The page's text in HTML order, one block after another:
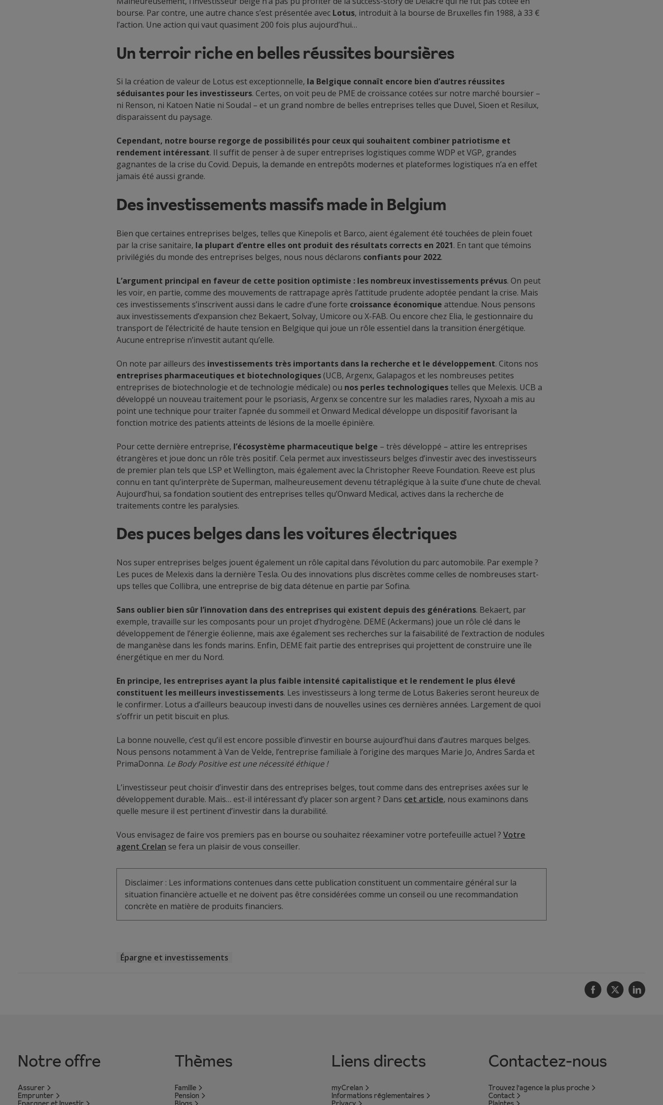
bourse. Par contre, une autre chance s’est présentée avec Lotus, introduit à la bourse de Bruxelles fin 1988, à 33 €
l’action. Une action qui vaut quasiment 200 fois plus aujourd’hui…
Un terroir riche en belles réussites boursières
Si la création de valeur de Lotus est exceptionnelle, la Belgique connaît encore bien d’autres réussites
séduisantes pour les investisseurs. Certes, on voit peu de PME de croissance cotées sur notre marché boursier –
ni Renson, ni Katoen Natie ni Soudal – et un grand nombre de belles entreprises telles que Duvel, Sioen et Resilux,
disparaissent du paysage.
Cependant, notre bourse regorge de possibilités pour ceux qui souhaitent combiner patriotisme et
rendement intéressant. Il suffit de penser à de super entreprises logistiques comme WDP et VGP, grandes
gagnantes de la crise du Covid. Depuis, la demande en entrepôts modernes et plateformes logistiques n’a en effet
jamais été aussi grande.
Des investissements massifs made in Belgium
Bien que certaines entreprises belges, telles que Kinepolis et Barco, aient également été touchées de plein fouet
par la crise sanitaire, la plupart d’entre elles ont produit des résultats corrects en 2021. En tant que témoins
privilégiés du monde des entreprises belges, nous nous déclarons confiants pour 2022.
L’argument principal en faveur de cette position optimiste : les nombreux investissements prévus. On peut
les voir, en partie, comme des mouvements de rattrapage après l’attitude prudente adoptée pendant la crise. Mais
ces investissements s’inscrivent aussi dans le cadre d’une forte croissance économique attendue. Nous pensons
aux investissements d’expansion chez Bekaert, Solvay, Umicore ou X-FAB. Ou encore chez Elia, le gestionnaire du
transport de l’électricité de haute tension en Belgique qui joue un rôle essentiel dans la transition énergétique.
Aucune entreprise n’investit autant qu’elle.
On note par ailleurs des investissements très importants dans la recherche et le développement. Citons nos
entreprises pharmaceutiques et biotechnologiques (UCB, Argenx, Galapagos et les nombreuses petites
entreprises de biotechnologie et de technologie médicale) ou nos perles technologiquestelles que Melexis. UCB a
développé un nouveau traitement pour le psoriasis, Argenx se concentre sur les maladies rares, Nyxoah a mis au
point une technique pour traiter l’apnée du sommeil et Onward Medical développe un dispositif favorisant la
fonction motrice des patients atteints de lésions de la moelle épinière.
Pour cette dernière entreprise, l’écosystème pharmaceutique belge – très développé – attire les entreprises
étrangères et joue donc un rôle très positif. Cela permet aux investisseurs belges d’investir avec des investisseurs
de premier plan tels que LSP et Wellington, mais également avec la Christopher Reeve Foundation. Reeve est plus
connu en tant qu’interprète de Superman, malheureusement devenu tétraplégique à la suite d’une chute de cheval.
Aujourd’hui, sa fondation soutient des entreprises telles qu’Onward Medical, actives dans la recherche de
traitements contre les paralysies.
Des puces belges dans les voitures électriques
Nos super entreprises belges jouent également un rôle capital dans l’évolution du parc automobile. Par exemple ?
Les puces de Melexis dans la dernière Tesla. Ou des innovations plus discrètes comme celles de nombreuses start-
ups telles que Collibra, une entreprise de big data détenue en partie par Sofina.
Sans oublier bien sûr l’innovation dans des entreprises qui existent depuis des générations. Bekaert, par
exemple, travaille sur les composants pour un projet d’hydrogène. DEME (Ackermans) joue un rôle clé dans le
développement de l’énergie éolienne, mais axe également ses recherches sur la faisabilité de l’extraction de nodules
de manganèse dans les fonds marins. Enfin, DEME fait partie des entreprises qui projettent de construire une île
énergétique en mer du Nord.
En principe, les entreprises ayant la plus faible intensité capitalistique et le rendement le plus élevé
constituent les meilleurs investissements. Les investisseurs à long terme de Lotus Bakeries seront heureux de
le confirmer. Lotus a d’ailleurs beaucoup investi dans de nouvelles usines ces dernières années. Largement de quoi
s’offrir un petit biscuit en plus.
La bonne nouvelle, c’est qu’il est encore possible d’investir en bourse aujourd’hui dans d’autres marques belges.
Nous pensons notamment à Van de Velde, l’entreprise familiale à l’origine des marques Marie Jo, Andres Sarda et
PrimaDonna. Le Body Positive est une nécessité éthique !
L’investisseur peut choisir d’investir dans des entreprises belges, tout comme dans des entreprises axées sur le
développement durable. Mais… est-il intéressant d’y placer son argent ? Dans cet article, nous examinons dans
quelle mesure il est pertinent d’investir dans la durabilité.
Vous envisagez de faire vos premiers pas en bourse ou souhaitez réexaminer votre portefeuille actuel ? Votre
agent Crelan se fera un plaisir de vous conseiller.
Disclaimer : Les informations contenues dans cette publication constituent un commentaire général sur la
situation financière actuelle et ne doivent pas être considérées comme un conseil ou une recommandation
concrète en matière de produits financiers.
Épargne et investissements
Facebook
Twitter
Notre offre
Assurer
Emprunter
Epargner et Investir
Thèmes
Famille
Pension
Blogs
Liens directs
myCrelan
Informations réglementaires
Privacy
Contactez-nous
Trouvez l'agence la plus proche
Contact
Plaintes